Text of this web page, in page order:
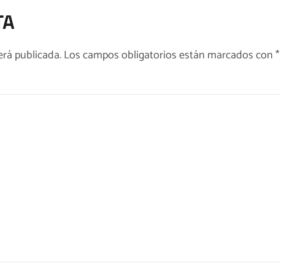
publicada.Los campos obligatorios están marcados con*